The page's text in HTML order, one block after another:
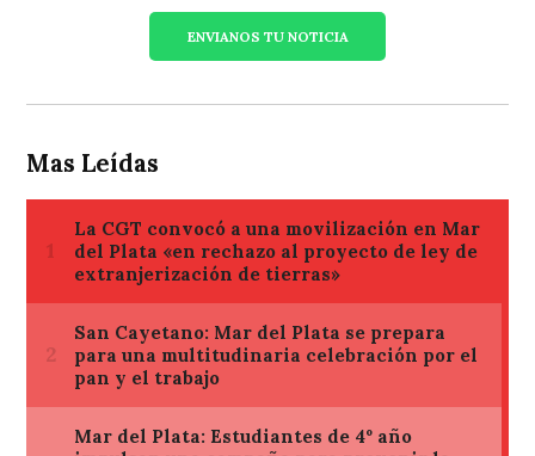
ENVIANOS TU NOTICIA
Mas Leídas